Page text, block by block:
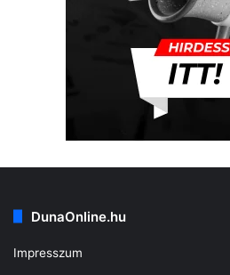
DunaOnline.hu
Impresszum